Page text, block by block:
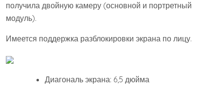
получила двойную камеру (основной и портретный
модуль).
Имеется поддержка разблокировки экрана по лицу.
Диагональ экрана: 6,5 дюйма